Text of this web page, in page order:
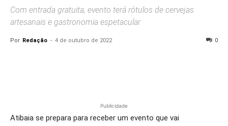
Com entrada gratuita, evento terá rótulos de cervejas
artesanais e gastronomia espetacular.
Por Redação - 4 de outubro de 2022 0
Publicidade
Atibaia se prepara para receber um evento que vai